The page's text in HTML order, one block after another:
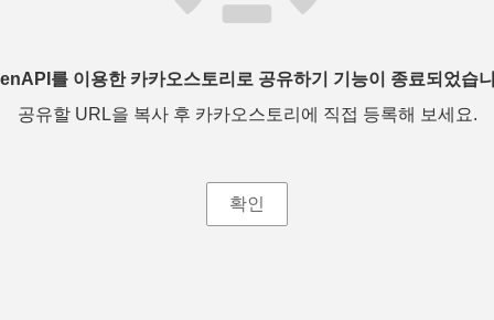
를 이용한 카카오스토리로 공유하기 기능이 종료되었습
공유할 URL을 복사 후 카카오스토리에 직접 등록해 보세요.
확인